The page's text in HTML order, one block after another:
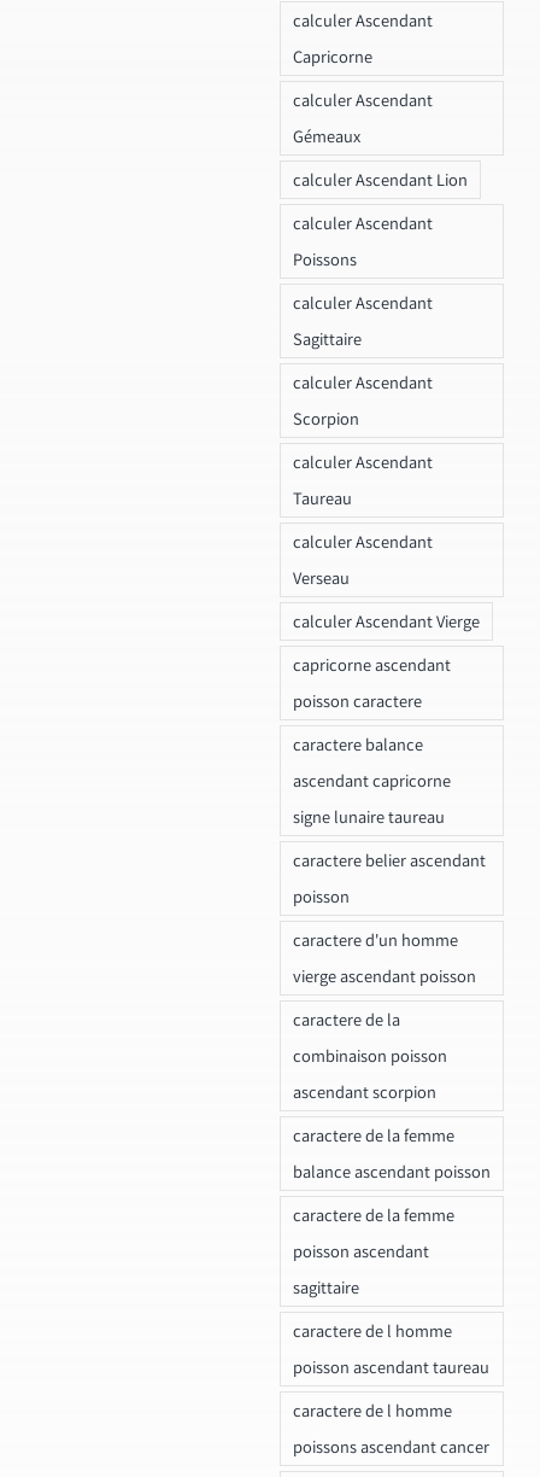
calculer Ascendant
Capricorne
calculer Ascendant
Gémeaux
calculer Ascendant Lion
calculer Ascendant
Poissons
calculer Ascendant
Sagittaire
calculer Ascendant
Scorpion
calculer Ascendant
Taureau
calculer Ascendant
Verseau
calculer Ascendant Vierge
capricorne ascendant
poisson caractere
caractere balance
ascendant capricorne
signe lunaire taureau
caractere belier ascendant
poisson
caractere d'un homme
vierge ascendant poisson
caractere de la
combinaison poisson
ascendant scorpion
caractere de la femme
balance ascendant poisson
caractere de la femme
poisson ascendant
sagittaire
caractere de l homme
poisson ascendant taureau
caractere de l homme
poissons ascendant cancer